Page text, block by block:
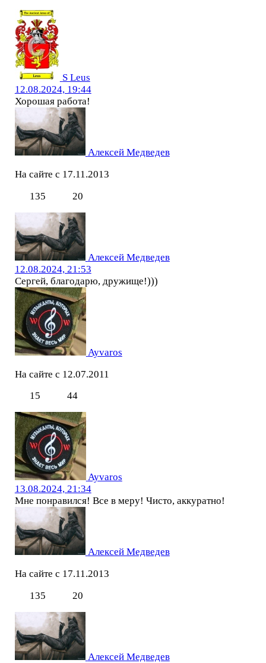
S Leus
12.08.2024, 19:44
Хорошая работа!
Алексей Медведев
На сайте с 17.11.2013
135
20
Алексей Медведев
12.08.2024, 21:53
Сергей, благодарю, дружище!)))
Ayvaros
На сайте с 12.07.2011
15
44
Ayvaros
13.08.2024, 21:34
Мне понравился! Все в меру! Чисто, аккуратно!
Алексей Медведев
На сайте с 17.11.2013
135
20
Алексей Медведев